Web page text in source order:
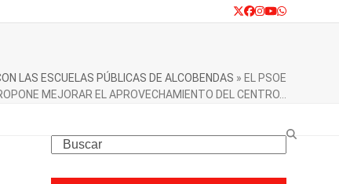
Twitter
Facebook
Instagram
YouTube
Whatsapp
LAS ESCUELAS PÚBLICAS DE ALCOBENDAS » EL PSOE
MEJORAR EL APROVECHAMIENTO DEL CENTRO…
Search